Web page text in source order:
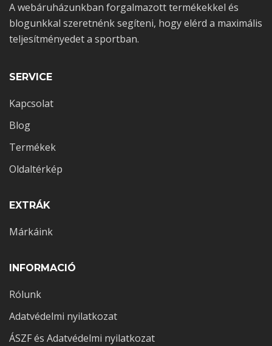
A webáruházunkban forgalmazott termékekkel és
blogunkkal szeretnénk segíteni, hogy elérd a maximális
teljesítményedet a sportban.
SERVICE
Kapcsolat
Blog
Termékek
Oldaltérkép
EXTRÁK
Márkáink
INFORMACIÓ
Rólunk
Adatvédelmi nyilatkozat
ÁSZF és Adatvédelmi nyilatkozat